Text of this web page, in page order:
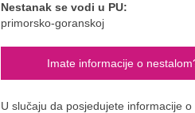
Nestanak se vodi u PU:
primorsko-goranskoj
Imate informacije o
U slučaju da posjedujete informacije